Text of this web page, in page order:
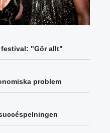
"Gör allt"
problem